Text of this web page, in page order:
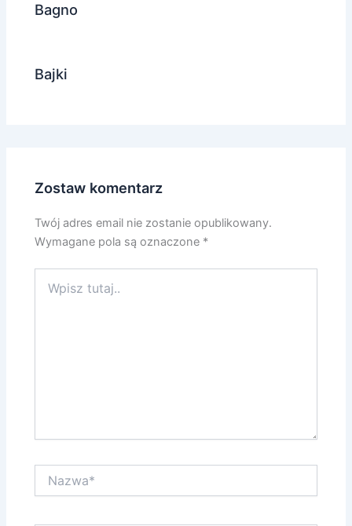
Bagno
Bajki
Zostaw komentarz
Twój adres email nie zostanie opublikowany.
Wymagane pola są oznaczone *
tutaj..